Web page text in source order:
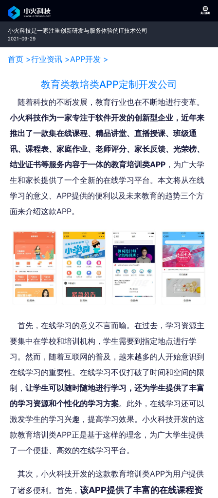
小火科技是一家注重创新研发与服务体验的IT技术公司
2021-09-29
首页 >行业资讯 >APP开发 >
教育类教培类APP定制开发公司
随着科技的不断发展，教育行业也在不断地进行变革。
小火科技作为一家专注于软件开发的创新型企业，近年来
推出了一款集在线课程、精品讲堂、直播授课、班级通
讯、课程表、家庭作业、老师评分、家长反馈、光荣榜、
结业证书等服务内容于一体的教育培训类APP ，为广大学
生和家长提供了一个全新的在线学习平台。本文将从在线
学习的意义、APP提供的便利以及未来教育的趋势三个方
面来介绍这款APP。
首先，在线学习的意义不言而喻。在过去，学习资源主
要集中在学校和培训机构，学生需要到指定地点进行学
习。然而，随着互联网的普及，越来越多的人开始意识到
在线学习的重要性。在线学习不仅打破了时间和空间的限
制， 让学生可以随时随地进行学习，还为学生提供了丰富
的学习资源和个性化的学习方案。此外，在线学习还可以
激发学生的学习兴趣，提高学习效果。小火科技开发的这
款教育培训类APP正是基于这样的理念，为广大学生提供
了一个便捷、高效的在线学习平台。
其次，小火科技开发的这款教育培训类APP为用户提供
了诸多便利。首先， 该APP提供了丰富的在线课程资